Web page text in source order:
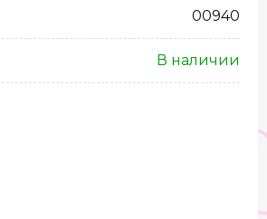
00940
В наличии